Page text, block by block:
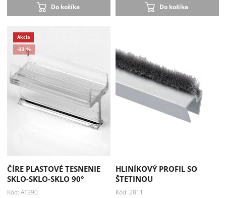
Do košíka Do košíka
ČÍRE PLASTOVÉ TESNENIE
SKLO-SKLO-SKLO 90°
Kód: AT390
HLINÍKOVÝ PROFIL SO
ŠTETINOU
Kód: 2811